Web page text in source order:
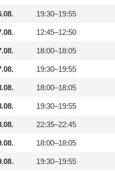
19:30–19:55
12:45–12:50
18:00–18:05
19:30–19:55
18:00–18:05
19:30–19:55
22:35–22:45
18:00–18:05
19:30–19:55